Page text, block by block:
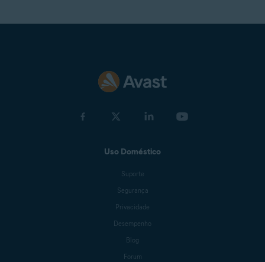
Uso Doméstico
Suporte
Segurança
Privacidade
Desempenho
Blog
Forum